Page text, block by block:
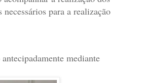
para a realização
mediante